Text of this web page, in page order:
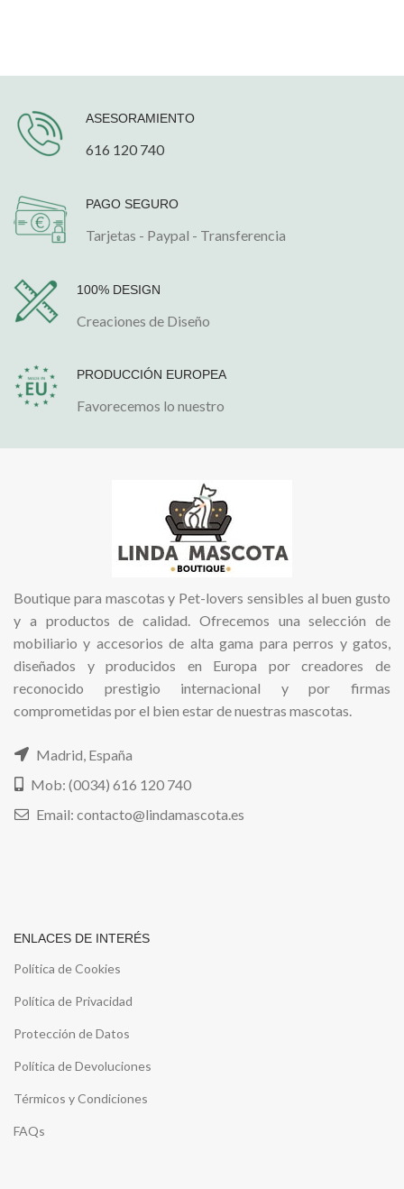
ASESORAMIENTO
616 120 740
PAGO SEGURO
Tarjetas - Paypal - Transferencia
100% DESIGN
Creaciones de Diseño
PRODUCCIÓN EUROPEA
Favorecemos lo nuestro
Boutique para mascotas y Pet-lovers sensibles al buen gusto
y a productos de calidad. Ofrecemos una selección de
mobiliario y accesorios de alta gama para perros y gatos,
diseñados y producidos en Europa por creadores de
reconocido prestigio internacional y por firmas
comprometidas por el bien estar de nuestras mascotas.
Madrid, España
Mob: (0034) 616 120 740
Email: contacto@lindamascota.es
ENLACES DE INTERÉS
Política de Cookies
Política de Privacidad
Protección de Datos
Política de Devoluciones
Térmicos y Condiciones
FAQs